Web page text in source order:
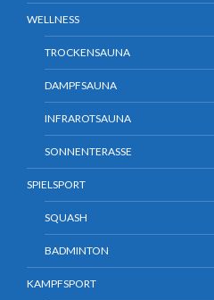
WELLNESS
TROCKENSAUNA
DAMPFSAUNA
INFRAROTSAUNA
SONNENTERASSE
SPIELSPORT
SQUASH
BADMINTON
KAMPFSPORT